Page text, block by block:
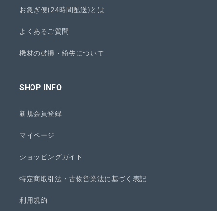
お急ぎ便(24時間配送)とは
よくあるご質問
機材の破損・紛失について
SHOP INFO
新規会員登録
マイページ
ショッピングガイド
特定商取引法・古物営業法に基づく表記
利用規約